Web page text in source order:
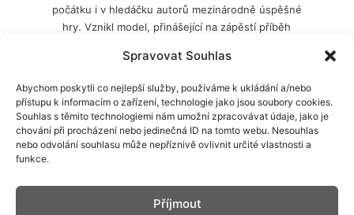
Spravovat Souhlas
Abychom poskytli co nejlepší služby, používáme k ukládání a/nebo
přístupu k informacím o zařízení, technologie jako jsou soubory cookies.
Souhlas s těmito technologiemi nám umožní zpracovávat údaje, jako je
chování při procházení nebo jedinečná ID na tomto webu. Nesouhlas
nebo odvolání souhlasu může nepříznivě ovlivnit určité vlastnosti a
funkce.
Příjmout
počátku i v hledáčku autorů mezinárodně úspěšné
hry. Vznikl model, přinášející na zápěstí příběh
ikona ožila i ve virtuálním světě hry Arma Reforger,